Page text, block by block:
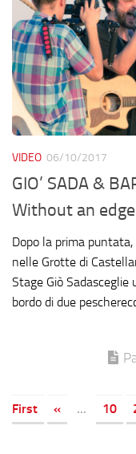
VIDEO 06/10/2017
GIO’ SADA &
Without an edge
Dopo la prima
nelle Grotte di
Stage Giò Sadasceglie
bordo di due
First
« ... 10